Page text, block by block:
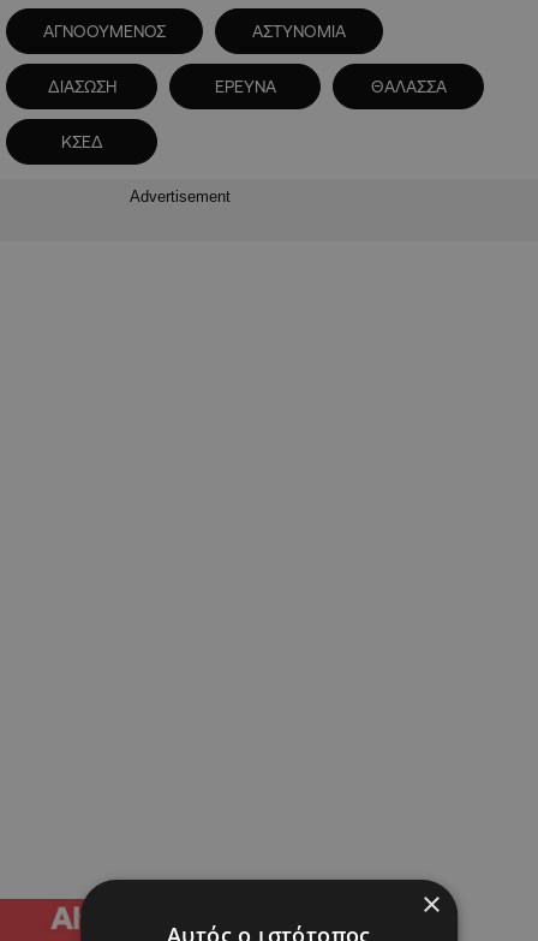
ΑΓΝΟΟΥΜΕΝΟΣ ΑΣΤΥΝΟΜΙΑ
ΔΙΑΣΩΣΗ ΕΡΕΥΝΑ ΘΑΛΑΣΣΑ
ΚΣΕΔ
Advertisement
×
Αυτός ο ιστότοπος